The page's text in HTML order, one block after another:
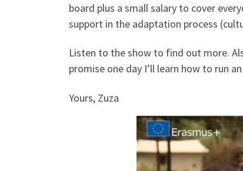
board plus a small salary to cover
support in the adaptation process
Listen to the show to find out more.
promise one day I’ll learn how to run
Yours, Zuza